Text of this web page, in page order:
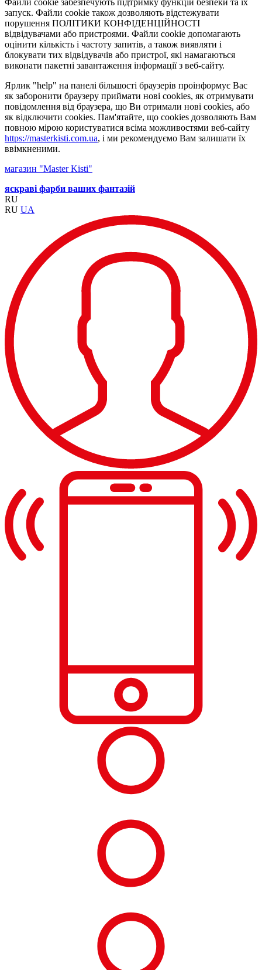
Файли cookie забезпечують підтримку функцій безпеки та їх
запуск. Файли cookie також дозволяють відстежувати
порушення ПОЛІТИКИ КОНФІДЕНЦІЙНОСТІ
відвідувачами або пристроями. Файли cookie допомагають
оцінити кількість і частоту запитів, а також виявляти і
блокувати тих відвідувачів або пристрої, які намагаються
виконати пакетні завантаження інформації з веб-сайту.
Ярлик "help" на панелі більшості браузерів проінформує Вас
як заборонити браузеру приймати нові cookies, як отримувати
повідомлення від браузера, що Ви отримали нові cookies, або
як відключити cookies. Пам'ятайте, що cookies дозволяють Вам
повною мірою користуватися всіма можливостями веб-сайту
https://masterkisti.com.ua, і ми рекомендуємо Вам залишати їх
ввімкненими.
магазин "Master Kisti"
яскраві фарби ваших фантазій
RU
RU UA